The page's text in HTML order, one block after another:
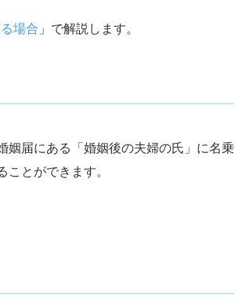
場合 」で解説します。
姻届にある「婚姻後の夫婦の氏」に名乗
とができます。